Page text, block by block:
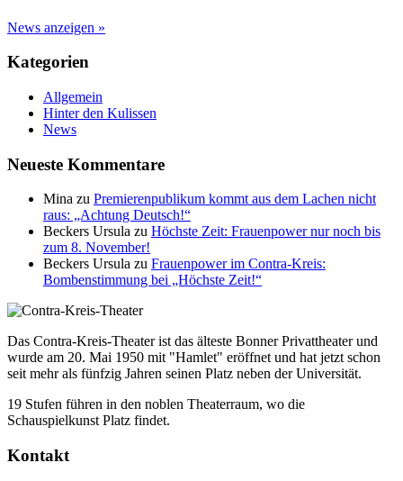
News anzeigen »
Kategorien
Allgemein
Hinter den Kulissen
News
Neueste Kommentare
Mina zu Premierenpublikum kommt aus dem Lachen nicht
raus: „Achtung Deutsch!“
Beckers Ursula zu Höchste Zeit: Frauenpower nur noch bis
zum 8. November!
Beckers Ursula zu Frauenpower im Contra-Kreis:
Bombenstimmung bei „Höchste Zeit!“
Das Contra-Kreis-Theater ist das älteste Bonner Privattheater und
wurde am 20. Mai 1950 mit "Hamlet" eröffnet und hat jetzt schon
seit mehr als fünfzig Jahren seinen Platz neben der Universität.
19 Stufen führen in den noblen Theaterraum, wo die
Schauspielkunst Platz findet.
Kontakt